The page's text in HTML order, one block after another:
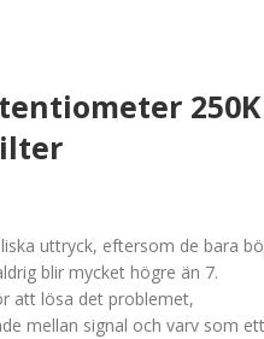
250K
uttryck, eftersom de bara
blir mycket högre än 7.
att lösa det problemet,
mellan signal och varv som ett